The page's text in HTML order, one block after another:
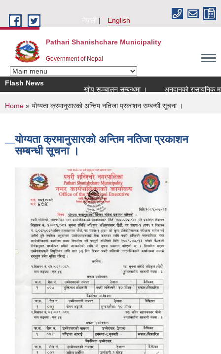
नेपाली
English
Pathari Shanishchare Municipality
Government of Nepal
Flash News
खोप सञ्चालन सम्बन्धमा ।
अनुदानको रासायनिक मल
You are here
Home » योग्यता क्रमानुसारको अन्तिम नतिजा प्रकाशन सम्बन्धी सूचना ।
योग्यता क्रमानुसारको अन्तिम नतिजा प्रकाशन
सम्बन्धी सूचना ।